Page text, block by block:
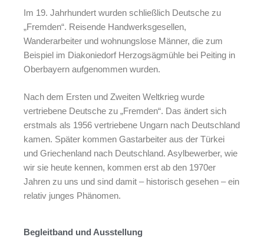
Im 19. Jahrhundert wurden schließlich Deutsche zu
„Fremden“. Reisende Handwerksgesellen,
Wanderarbeiter und wohnungslose Männer, die zum
Beispiel im Diakoniedorf Herzogsägmühle bei Peiting in
Oberbayern aufgenommen wurden.
Nach dem Ersten und Zweiten Weltkrieg wurde
vertriebene Deutsche zu „Fremden“. Das ändert sich
erstmals als 1956 vertriebene Ungarn nach Deutschland
kamen. Später kommen Gastarbeiter aus der Türkei
und Griechenland nach Deutschland. Asylbewerber, wie
wir sie heute kennen, kommen erst ab den 1970er
Jahren zu uns und sind damit – historisch gesehen – ein
relativ junges Phänomen.
Begleitband und Ausstellung